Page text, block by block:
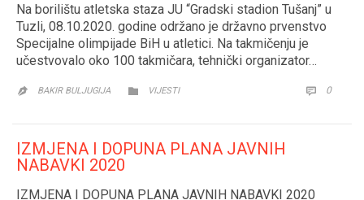
Na borilištu atletska staza JU “Gradski stadion Tušanj” u
Tuzli, 08.10.2020. godine održano je državno prvenstvo
Specijalne olimpijade BiH u atletici. Na takmičenju je
učestvovalo oko 100 takmičara, tehnički organizator…
 BAKIR BULJUGIJA  CATEGORY
VIJESTI  0
IZMJENA I DOPUNA PLANA JAVNIH
NABAVKI 2020
IZMJENA I DOPUNA PLANA JAVNIH NABAVKI 2020